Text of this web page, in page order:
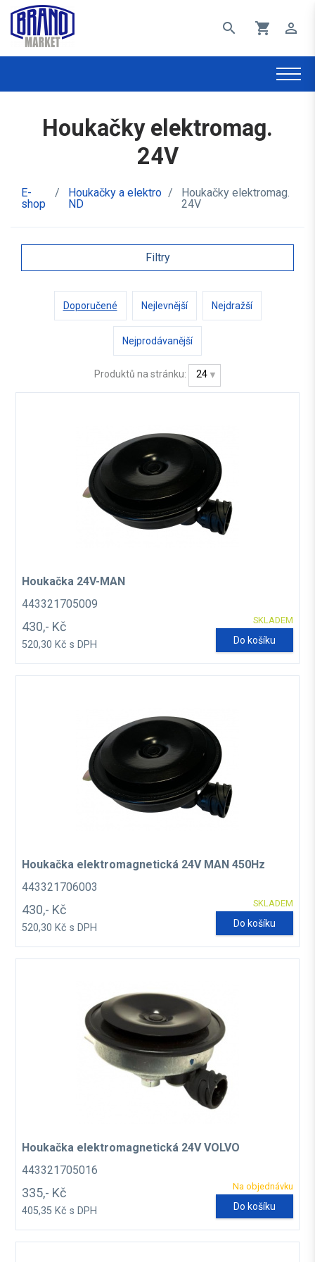
search shopping_cart perm_identity
Houkačky elektromag.
24V
E-
shop
/
Houkačky a elektro
ND
/
Houkačky elektromag.
24V
Filtry
Doporučené Nejlevnější Nejdražší
Nejprodávanější
Produktů na stránku: 24
Houkačka 24V-MAN
443321705009
SKLADEM
430,- Kč
520,30 Kč s DPH Do košíku
Houkačka elektromagnetická 24V MAN 450Hz
443321706003
SKLADEM
430,- Kč
520,30 Kč s DPH Do košíku
Houkačka elektromagnetická 24V VOLVO
443321705016
Na objednávku
335,- Kč
405,35 Kč s DPH Do košíku